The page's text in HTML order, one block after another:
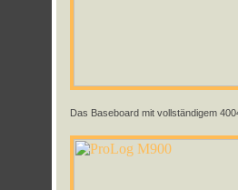
Das Baseboard mit vollständigem